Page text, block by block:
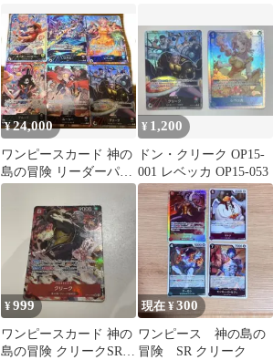
神の島の冒険] リーダ
ーパラレル
¥24,000
ワンピースカード 神の
島の冒険 リーダーパラ
レルカード 6枚セット
ゴッドパック
¥ 1,200
ドン・クリーク OP15-
001 レベッカ OP15-053
¥999
ワンピースカード 神の
島の冒険 クリークSRパ
現在 ¥300
ワンピース 神の島の
冒険 SR クリーク